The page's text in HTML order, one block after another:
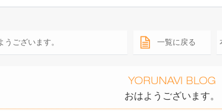
うございます。 一覧に戻る
おはようございます。